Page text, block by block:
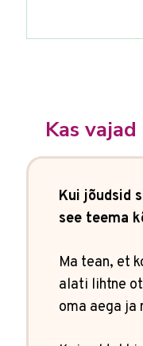
Kas
Kui jõudsid
see teema
Ma tean, et
alati lihtne
oma aega